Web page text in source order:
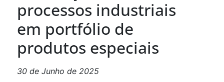
processos industriais
em portfólio de
produtos especiais
30 de Junho de 2025